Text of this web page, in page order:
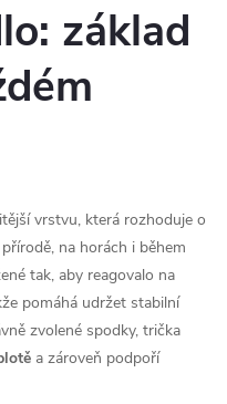
základ
vrstvu, která rozhoduje o
na horách i během
tak, aby reagovalo na
pomáhá udržet stabilní
zvolené spodky, trička
a zároveň podpoří